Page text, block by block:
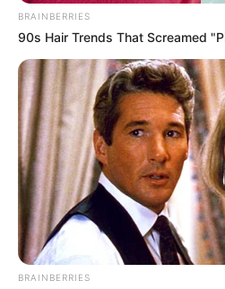
rövid időn belül több
sportági szövetség éléről.
pedig a Magyar Tenisz
mondott le. Most Németh
sorra, így a Magyar Birkózó
vezető kiválasztása
BRAINBERRIES
90s Hair Trends That Screamed
BRAINBERRIES